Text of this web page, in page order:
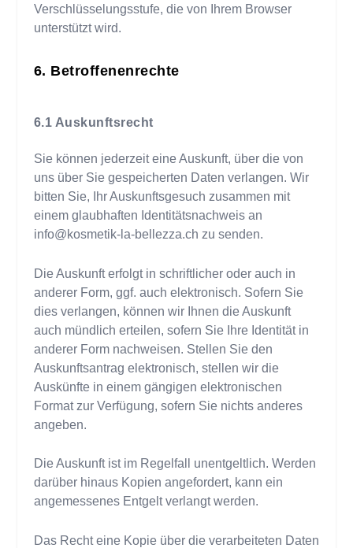
Verschlüsselungsstufe, die von Ihrem Browser
unterstützt wird.
Betroffenenrechte
Auskunftsrecht
Sie können jederzeit eine Auskunft, über die von
uns über Sie gespeicherten Daten verlangen. Wir
bitten Sie, Ihr Auskunftsgesuch zusammen mit
einem glaubhaften Identitätsnachweis an
info@kosmetik-la-bellezza.ch zu senden.
Die Auskunft erfolgt in schriftlicher oder auch in
anderer Form, ggf. auch elektronisch. Sofern Sie
dies verlangen, können wir Ihnen die Auskunft
auch mündlich erteilen, sofern Sie Ihre Identität in
anderer Form nachweisen. Stellen Sie den
Auskunftsantrag elektronisch, stellen wir die
Auskünfte in einem gängigen elektronischen
Format zur Verfügung, sofern Sie nichts anderes
angeben.
Die Auskunft ist im Regelfall unentgeltlich. Werden
darüber hinaus Kopien angefordert, kann ein
angemessenes Entgelt verlangt werden.
Das Recht eine Kopie über die verarbeiteten Daten